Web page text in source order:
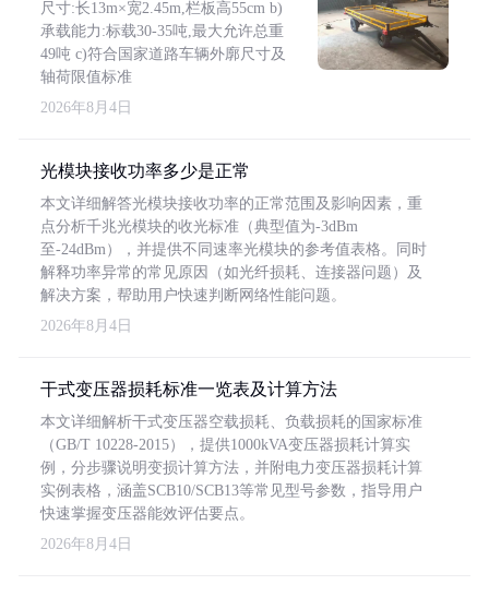
尺寸:长13m×宽2.45m,栏板高55cm b)
承载能力:标载30-35吨,最大允许总重
49吨 c)符合国家道路车辆外廓尺寸及
轴荷限值标准
2026年8月4日
光模块接收功率多少是正常
本文详细解答光模块接收功率的正常范围及影响因素，重
点分析千兆光模块的收光标准（典型值为-3dBm
至-24dBm），并提供不同速率光模块的参考值表格。同时
解释功率异常的常见原因（如光纤损耗、连接器问题）及
解决方案，帮助用户快速判断网络性能问题。
2026年8月4日
干式变压器损耗标准一览表及计算方法
本文详细解析干式变压器空载损耗、负载损耗的国家标准
（GB/T 10228-2015），提供1000kVA变压器损耗计算实
例，分步骤说明变损计算方法，并附电力变压器损耗计算
实例表格，涵盖SCB10/SCB13等常见型号参数，指导用户
快速掌握变压器能效评估要点。
2026年8月4日